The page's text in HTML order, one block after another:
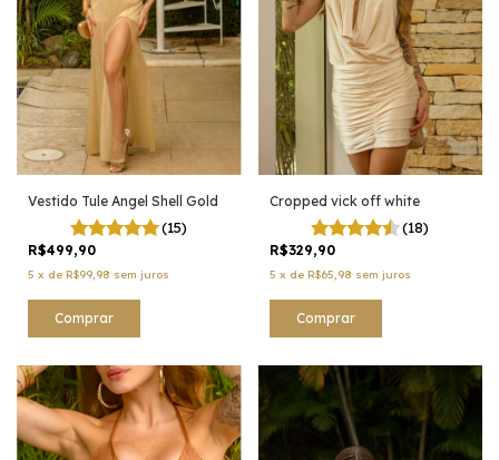
Vestido Tule Angel Shell Gold
(15)
R$499,90
5 x de R$99,98 sem juros
Comprar
Cropped vick off white
(18)
R$329,90
5 x de R$65,98 sem juros
Comprar